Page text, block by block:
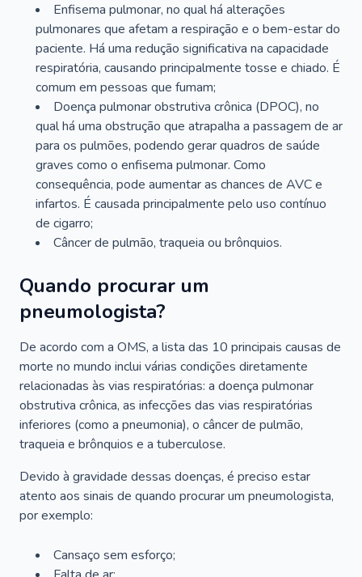
Enfisema pulmonar, no qual há alterações
pulmonares que afetam a respiração e o bem-estar do
paciente. Há uma redução significativa na capacidade
respiratória, causando principalmente tosse e chiado. É
comum em pessoas que fumam;
Doença pulmonar obstrutiva crônica (DPOC), no
qual há uma obstrução que atrapalha a passagem de ar
para os pulmões, podendo gerar quadros de saúde
graves como o enfisema pulmonar. Como
consequência, pode aumentar as chances de AVC e
infartos. É causada principalmente pelo uso contínuo
de cigarro;
Câncer de pulmão, traqueia ou brônquios.
Quando procurar um
pneumologista?
De acordo com a OMS, a lista das 10 principais causas de
morte no mundo inclui várias condições diretamente
relacionadas às vias respiratórias: a doença pulmonar
obstrutiva crônica, as infecções das vias respiratórias
inferiores (como a pneumonia), o câncer de pulmão,
traqueia e brônquios e a tuberculose.
Devido à gravidade dessas doenças, é preciso estar
atento aos sinais de quando procurar um pneumologista,
por exemplo:
Cansaço sem esforço;